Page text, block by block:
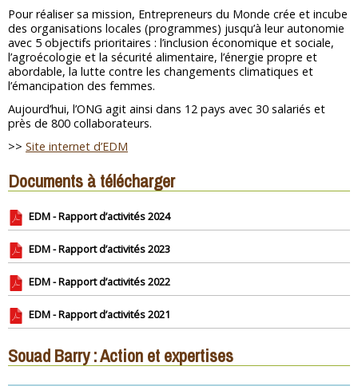
Pour réaliser sa mission, Entrepreneurs du Monde crée et incube
des organisations locales (programmes) jusqu’à leur autonomie
avec 5 objectifs prioritaires : l’inclusion économique et sociale,
l’agroécologie et la sécurité alimentaire, l’énergie propre et
abordable, la lutte contre les changements climatiques et
l’émancipation des femmes.
Aujourd’hui, l’ONG agit ainsi dans 12 pays avec 30 salariés et
près de 800 collaborateurs.
>> Site internet d’EDM
Documents à télécharger
EDM - Rapport d’activités 2024
EDM - Rapport d’activités 2023
EDM - Rapport d’activités 2022
EDM - Rapport d’activités 2021
Souad Barry : Action et expertises